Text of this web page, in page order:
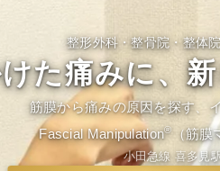
整形外科・整骨院・整体
た痛みに、
筋膜から痛みの原因を探す、
Fascial Manipulation® （筋
小田急線 喜多見